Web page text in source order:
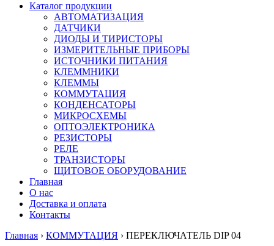
Каталог продукции
АВТОМАТИЗАЦИЯ
ДАТЧИКИ
ДИОДЫ И ТИРИСТОРЫ
ИЗМЕРИТЕЛЬНЫЕ ПРИБОРЫ
ИСТОЧНИКИ ПИТАНИЯ
КЛЕММНИКИ
КЛЕММЫ
КОММУТАЦИЯ
КОНДЕНСАТОРЫ
МИКРОСХЕМЫ
ОПТОЭЛЕКТРОНИКА
РЕЗИСТОРЫ
РЕЛЕ
ТРАНЗИСТОРЫ
ЩИТОВОЕ ОБОРУДОВАНИЕ
Главная
О нас
Доставка и оплата
Контакты
Главная › КОММУТАЦИЯ › ПЕРЕКЛЮЧАТЕЛЬ DIP 04